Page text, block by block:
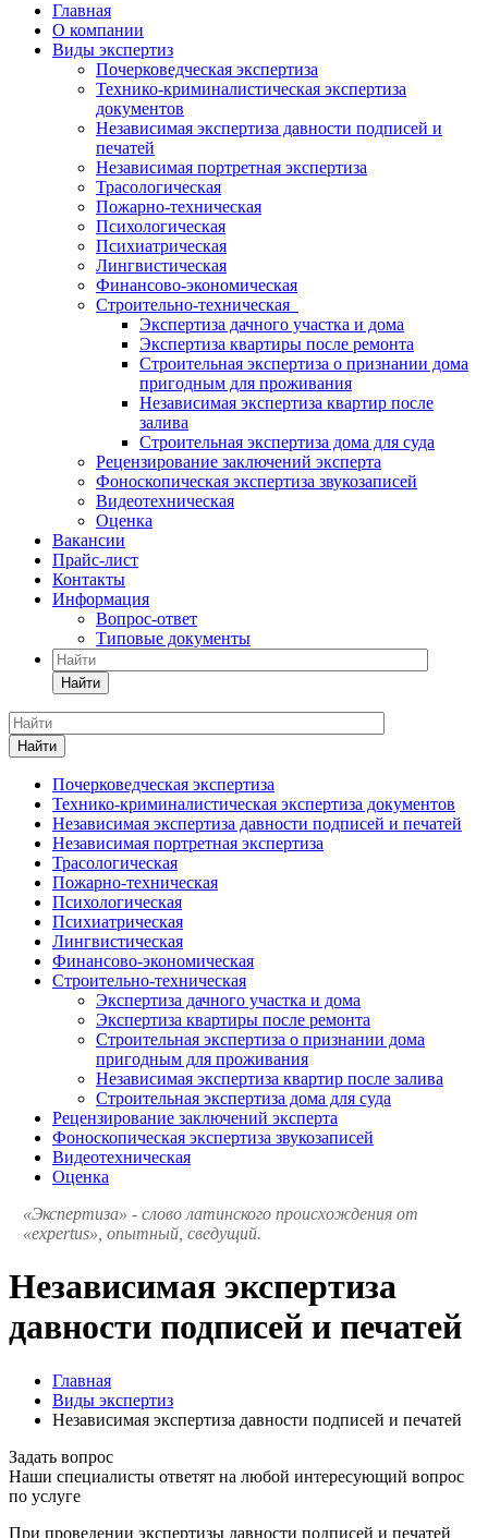
Главная
О компании
Виды экспертиз
Почерковедческая экспертиза
Технико-криминалистическая экспертиза
документов
Независимая экспертиза давности подписей и
печатей
Независимая портретная экспертиза
Трасологическая
Пожарно-техническая
Психологическая
Психиатрическая
Лингвистическая
Финансово-экономическая
Строительно-техническая
Экспертиза дачного участка и дома
Экспертиза квартиры после ремонта
Строительная экспертиза о признании дома
пригодным для проживания
Независимая экспертиза квартир после
залива
Строительная экспертиза дома для суда
Рецензирование заключений эксперта
Фоноскопическая экспертиза звукозаписей
Видеотехническая
Оценка
Вакансии
Прайс-лист
Контакты
Информация
Вопрос-ответ
Типовые документы
Найти
Найти
Почерковедческая экспертиза
Технико-криминалистическая экспертиза документов
Независимая экспертиза давности подписей и печатей
Независимая портретная экспертиза
Трасологическая
Пожарно-техническая
Психологическая
Психиатрическая
Лингвистическая
Финансово-экономическая
Строительно-техническая
Экспертиза дачного участка и дома
Экспертиза квартиры после ремонта
Строительная экспертиза о признании дома
пригодным для проживания
Независимая экспертиза квартир после залива
Строительная экспертиза дома для суда
Рецензирование заключений эксперта
Фоноскопическая экспертиза звукозаписей
Видеотехническая
Оценка
«Экспертиза» - слово латинского происхождения от
«expertus», опытный, сведущий.
Независимая экспертиза
давности подписей и печатей
Главная
Виды экспертиз
Независимая экспертиза давности подписей и печатей
Задать вопрос
Наши специалисты ответят на любой интересующий вопрос
по услуге
При проведении экспертизы давности подписей и печатей